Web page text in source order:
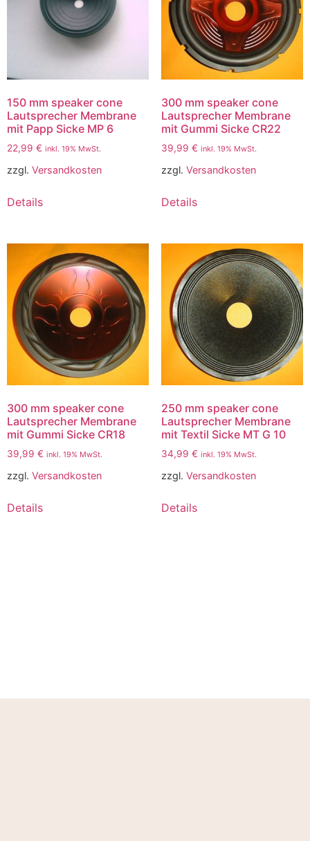
150 mm speaker cone
Lautsprecher Membrane
mit Papp Sicke MP 6
22,99 € inkl. 19% MwSt.
zzgl. Versandkosten
Details
300 mm speaker cone
Lautsprecher Membrane
mit Gummi Sicke CR22
39,99 € inkl. 19% MwSt.
zzgl. Versandkosten
Details
300 mm speaker cone
Lautsprecher Membrane
mit Gummi Sicke CR18
39,99 € inkl. 19% MwSt.
zzgl. Versandkosten
Details
250 mm speaker cone
Lautsprecher Membrane
mit Textil Sicke MT G 10
34,99 € inkl. 19% MwSt.
zzgl. Versandkosten
Details